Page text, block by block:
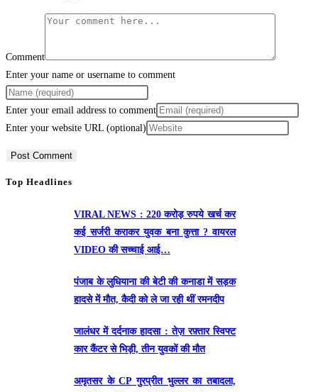
Comment
Enter your name or username to comment
Enter your email address to comment
Enter your website URL (optional)
Top Headlines
VIRAL NEWS : 220 करोड़ रुपये खर्च कर
कई सर्जरी कराकर युवक बना कुत्ता ? वायरल
VIDEO की सच्चाई आई…
पंजाब के लुधियाना की बेटी की कनाडा में सड़क
हादसे में माैत, कैदी को ले जा रही थीं रमनदीप
जालंधर में दर्दनाक हादसा : तेज़ रफ़्तार स्विफ्ट
कार कैंटर से भिड़ी, तीन युवकों की मौत
अमृतसर के CP गुरप्रीत भुल्लर का तबादला,